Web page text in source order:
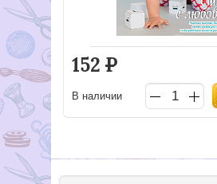
152 Р
В наличии